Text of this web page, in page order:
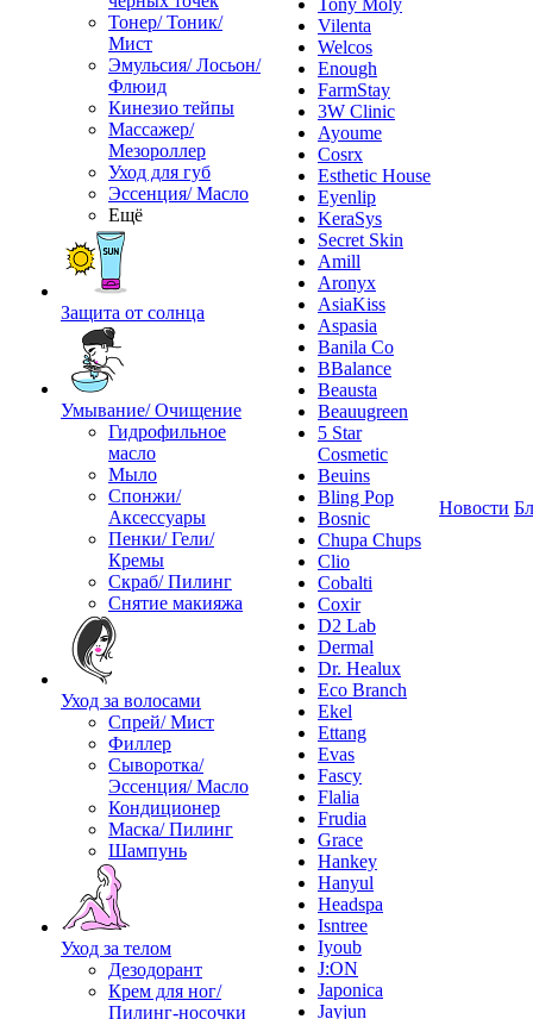
Тонер/ Тоник/
Мист
Эмульсия/ Лосьон/
Флюид
Кинезио тейпы
Массажер/
Мезороллер
Уход для губ
Эссенция/ Масло
Ещё
Защита от солнца
Умывание/ Очищение
Гидрофильное
масло
Мыло
Спонжи/
Аксессуары
Пенки/ Гели/
Кремы
Скраб/ Пилинг
Снятие макияжа
Уход за волосами
Спрей/ Мист
Филлер
Сыворотка/
Эссенция/ Масло
Кондиционер
Маска/ Пилинг
Шампунь
Уход за телом
Дезодорант
Крем для ног/
Пилинг-носочки
Tony Moly
Vilenta
Welcos
Enough
FarmStay
3W Clinic
Ayoume
Cosrx
Esthetic House
Eyenlip
KeraSys
Secret Skin
Amill
Aronyx
AsiaKiss
Aspasia
Banila Co
BBalance
Beausta
Beauugreen
5 Star
Cosmetic
Beuins
Bling Pop
Bosnic
Chupa Chups
Clio
Cobalti
Coxir
D2 Lab
Dermal
Dr. Healux
Eco Branch
Ekel
Ettang
Evas
Fascy
Flalia
Frudia
Grace
Hankey
Hanyul
Headspa
Isntree
Iyoub
J:ON
Japonica
Jayjun
Новости